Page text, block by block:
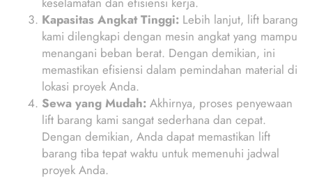
Kapasitas Angkat Tinggi: Lebih lanjut, lift barang
kami dilengkapi dengan mesin angkat yang mampu
menangani beban berat. Dengan demikian, ini
memastikan efisiensi dalam pemindahan material di
lokasi proyek Anda.
Sewa yang Mudah: Akhirnya, proses penyewaan
lift barang kami sangat sederhana dan cepat.
Dengan demikian, Anda dapat memastikan lift
barang tiba tepat waktu untuk memenuhi jadwal
proyek Anda.